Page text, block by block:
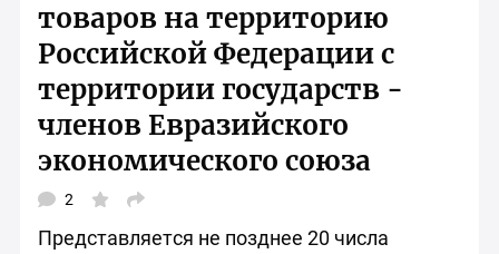
товаров на территорию
Российской Федерации с
территории государств -
членов Евразийского
экономического союза
2
Открыть
выбора
Представляется не позднее 20 числа